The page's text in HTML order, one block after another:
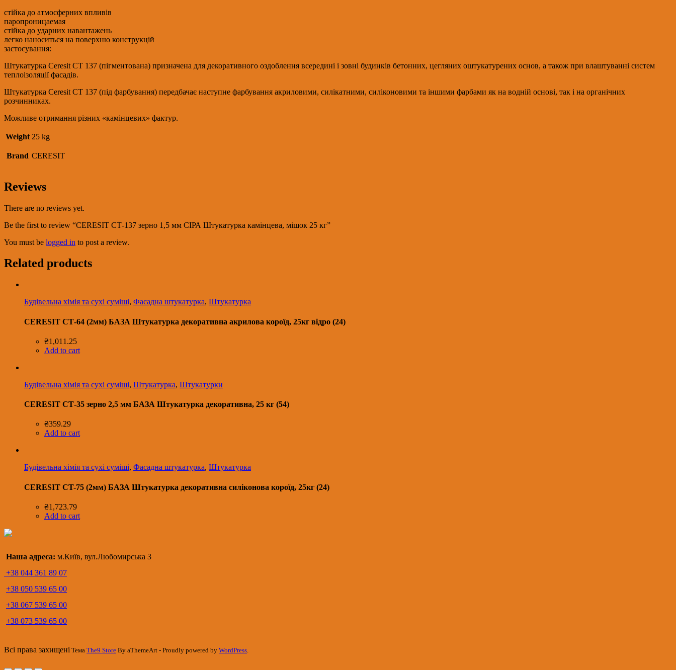
кг
quantity
стійка до атмосферних впливів
паропроницаемая
стійка до ударних навантажень
легко наноситься на поверхню конструкцій
застосування:
Штукатурка Ceresit CT 137 (пігментована) призначена для декоративного оздоблення всередині і зовні будинків бетонних, цегляних оштукатурених основ, а також при влаштуванні систем
теплоізоляції фасадів.
Штукатурка Ceresit СТ 137 (під фарбування) передбачає наступне фарбування акриловими, силікатними, силіконовими та іншими фарбами як на водній основі, так і на органічних
розчинниках.
Можливе отримання різних «камінцевих» фактур.
Weight 25 kg
Brand CERESIT
Reviews
There are no reviews yet.
Be the first to review “CERESIT СТ-137 зерно 1,5 мм СІРА Штукатурка камінцева, мішок 25 кг”
You must be logged in to post a review.
Related products
Будівельна хімія та сухі суміші, Фасадна штукатурка, Штукатурка
CERESIT СТ-64 (2мм) БАЗА Штукатурка декоративна акрилова короїд, 25кг відро (24)
₴1,011.25
Add to cart
Будівельна хімія та сухі суміші, Штукатурка, Штукатурки
CERESIT СТ-35 зерно 2,5 мм БАЗА Штукатурка декоративна, 25 кг (54)
₴359.29
Add to cart
Будівельна хімія та сухі суміші, Фасадна штукатурка, Штукатурка
CERESIT CT-75 (2мм) БАЗА Штукатурка декоративна силіконова короїд, 25кг (24)
₴1,723.79
Add to cart
Наша адреса: м.Київ, вул.Любомирська 3
+38 044 361 89 07
+38 050 539 65 00
+38 067 539 65 00
+38 073 539 65 00
Всі права захищені Тема The9 Store By aThemeArt - Proudly powered by WordPress